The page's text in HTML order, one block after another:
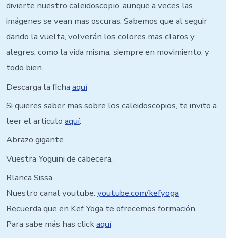
divierte nuestro caleidoscopio, aunque a veces las
imágenes se vean mas oscuras. Sabemos que al seguir
dando la vuelta, volverán los colores mas claros y
alegres, como la vida misma, siempre en movimiento, y
todo bien.
Descarga la ficha aquí
Si quieres saber mas sobre los caleidoscopios, te invito a
leer el articulo aquí:
Abrazo gigante
Vuestra Yoguini de cabecera,
Blanca Sissa
Nuestro canal youtube: youtube.com/kefyoga
Recuerda que en Kef Yoga te ofrecemos formación.
Para sabe más has clickaquí